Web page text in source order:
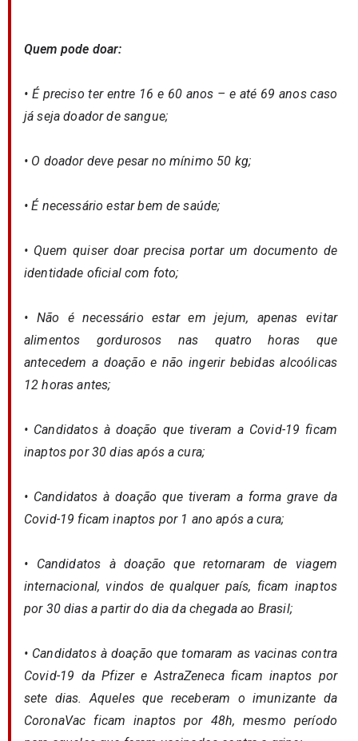
Quem pode doar:
• É preciso ter entre 16 e 60 anos – e até 69 anos caso
já seja doador de sangue;
• O doador deve pesar no mínimo 50 kg;
• É necessário estar bem de saúde;
• Quem quiser doar precisa portar um documento de
identidade oficial com foto;
• Não é necessário estar em jejum, apenas evitar
alimentos gordurosos nas quatro horas que
antecedem a doação e não ingerir bebidas alcoólicas
12 horas antes;
• Candidatos à doação que tiveram a Covid-19 ficam
inaptos por 30 dias após a cura;
• Candidatos à doação que tiveram a forma grave da
Covid-19 ficam inaptos por 1 ano após a cura;
• Candidatos à doação que retornaram de viagem
internacional, vindos de qualquer país, ficam inaptos
por 30 dias a partir do dia da chegada ao Brasil;
• Candidatos à doação que tomaram as vacinas contra
Covid-19 da Pfizer e AstraZeneca ficam inaptos por
sete dias. Aqueles que receberam o imunizante da
CoronaVac ficam inaptos por 48h, mesmo período